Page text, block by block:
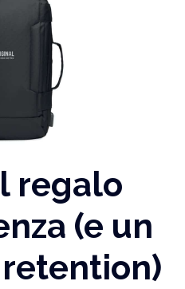
regalo
(e un